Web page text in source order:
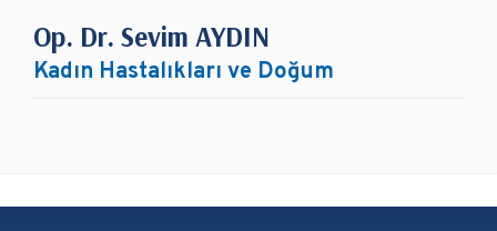
Op. Dr. Sevim AYDIN
Kadın Hastalıkları ve Doğum